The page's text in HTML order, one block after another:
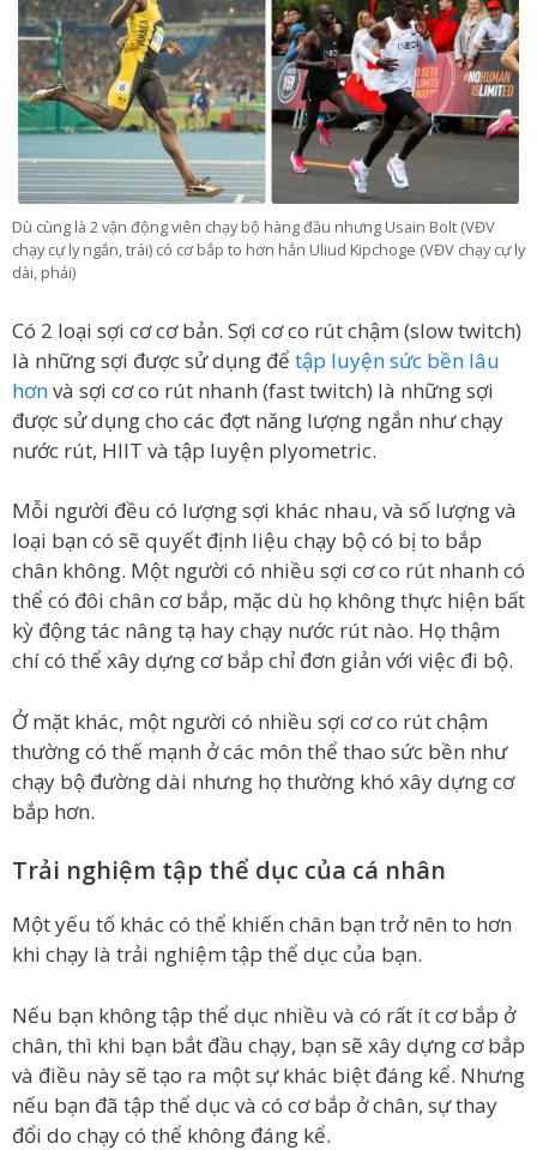
Dù cùng là 2 vận động viên chạy bộ hàng đầu nhưng Usain Bolt (VĐV
chạy cự ly ngắn, trái) có cơ bắp to hơn hẳn Uliud Kipchoge (VĐV chạy cự ly
dài, phải)
Có 2 loại sợi cơ cơ bản. Sợi cơ co rút chậm (slow twitch)
là những sợi được sử dụng để tập luyện sức bền lâu
hơnvà sợi cơ co rút nhanh (fast twitch) là những sợi
được sử dụng cho các đợt năng lượng ngắn như chạy
nước rút, HIIT và tập luyện plyometric.
Mỗi người đều có lượng sợi khác nhau, và số lượng và
loại bạn có sẽ quyết định liệu chạy bộ có bị to bắp
chân không. Một người có nhiều sợi cơ co rút nhanh có
thể có đôi chân cơ bắp, mặc dù họ không thực hiện bất
kỳ động tác nâng tạ hay chạy nước rút nào. Họ thậm
chí có thể xây dựng cơ bắp chỉ đơn giản với việc đi bộ.
Ở mặt khác, một người có nhiều sợi cơ co rút chậm
thường có thế mạnh ở các môn thể thao sức bền như
chạy bộ đường dài nhưng họ thường khó xây dựng cơ
bắp hơn.
Trải nghiệm tập thể dục của cá nhân
Một yếu tố khác có thể khiến chân bạn trở nên to hơn
khi chạy là trải nghiệm tập thể dục của bạn.
Nếu bạn không tập thể dục nhiều và có rất ít cơ bắp ở
chân, thì khi bạn bắt đầu chạy, bạn sẽ xây dựng cơ bắp
và điều này sẽ tạo ra một sự khác biệt đáng kể. Nhưng
nếu bạn đã tập thể dục và có cơ bắp ở chân, sự thay
đổi do chạy có thể không đáng kể.